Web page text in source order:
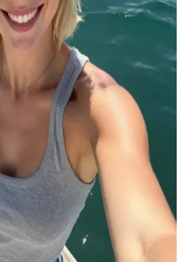
z przystani
dzieci uratowała cię przed
23 lata, jest świetną żeglarką i
i prywatnie podpuszczać, ale
opada, gdy okazujesz jej serce.